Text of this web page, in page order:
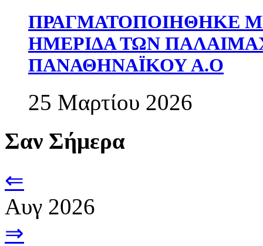
ΠΡΑΓΜΑΤΟΠΟΙΗΘΗΚΕ
ΗΜΕΡΙΔΑ ΤΩΝ
ΠΑΝΑΘΗΝΑΪΚΟΥ Α.Ο
25 Μαρτίου 2026
Σαν Σήμερα
⇐
Αυγ 2026
⇒